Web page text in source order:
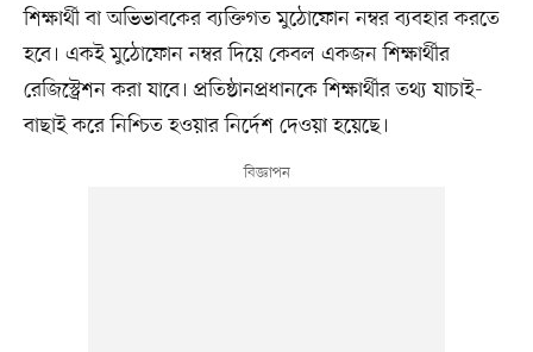
শিক্ষার্থী বা অভিভাবকের ব্যক্তিগত মুঠোফোন নম্বর ব্যবহার করতে
হবে। একই মুঠোফোন নম্বর দিয়ে কেবল একজন শিক্ষার্থীর
রেজিস্ট্রেশন করা যাবে। প্রতিষ্ঠানপ্রধানকে শিক্ষার্থীর তথ্য যাচাই-
বাছাই করে নিশ্চিত হওয়ার নির্দেশ দেওয়া হয়েছে।